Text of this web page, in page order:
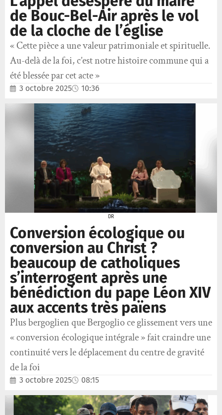
de Bouc-Bel-Air après le vol
de la cloche de l’église
« Cette pièce a une valeur patrimoniale et spirituelle.
Au-delà de la foi, c’est notre histoire commune qui a
été blessée par cet acte »
3 octobre 2025 10:36
DR
Conversion écologique ou
conversion au Christ ?
beaucoup de catholiques
s’interrogent après une
bénédiction du pape Léon XIV
aux accents très païens
Plus bergoglien que Bergoglio ce glissement vers une
« conversion écologique intégrale » fait craindre une
continuité vers le déplacement du centre de gravité
de la foi
3 octobre 2025 08:15